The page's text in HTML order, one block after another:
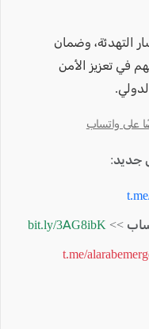
التهدئة، وضمان
في تعزيز الأمن
على واتساب
جديد:
>>
bit.ly/3AG8ibK
t.me/